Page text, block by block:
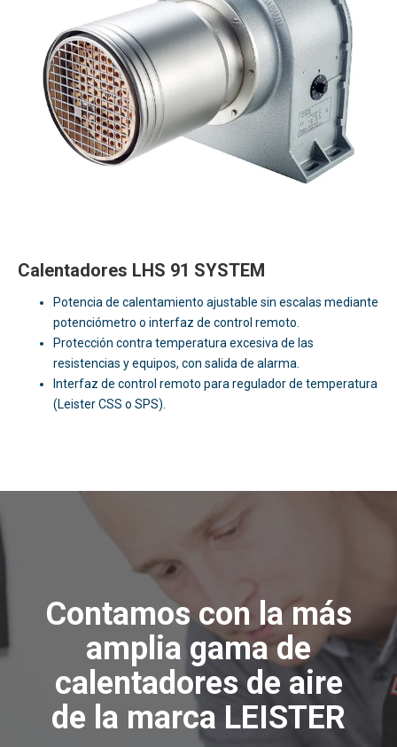
Calentadores LHS 91 SYSTEM
Potencia de calentamiento ajustable sin escalas mediante
potenciómetro o interfaz de control remoto.
Protección contra temperatura excesiva de las
resistencias y equipos, con salida de alarma.
Interfaz de control remoto para regulador de temperatura
(Leister CSS o SPS).
Contamos con la más
amplia gama de
calentadores de aire
de la marca LEISTER